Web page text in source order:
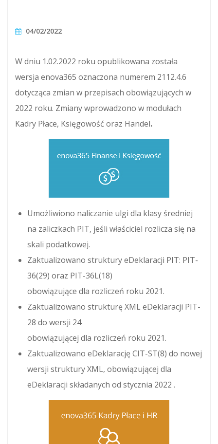
04/02/2022
W dniu 1.02.2022 roku opublikowana została
wersja enova365 oznaczona numerem 2112.4.6
dotycząca zmian w przepisach obowiązujących w
2022 roku. Zmiany wprowadzono w modułach
Kadry Płace, Księgowość oraz Handel.
Umożliwiono naliczanie ulgi dla klasy średniej
na zaliczkach PIT, jeśli właściciel rozlicza się na
skali podatkowej.
Zaktualizowano struktury eDeklaracji PIT: PIT-
36(29) oraz PIT-36L(18)
obowiązujące dla rozliczeń roku 2021.
Zaktualizowano strukturę XML eDeklaracji PIT-
28 do wersji 24
obowiązującej dla rozliczeń roku 2021.
Zaktualizowano eDeklarację CIT-ST(8) do nowej
wersji struktury XML, obowiązującej dla
eDeklaracji składanych od stycznia 2022 .